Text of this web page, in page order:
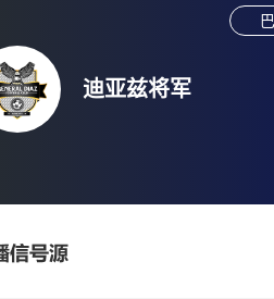
迪亚兹将军